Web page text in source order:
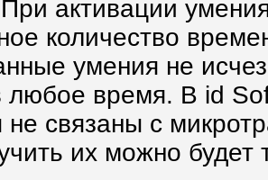
активации
количество
умения не
любое время. В id
не связаны с
их можно будет